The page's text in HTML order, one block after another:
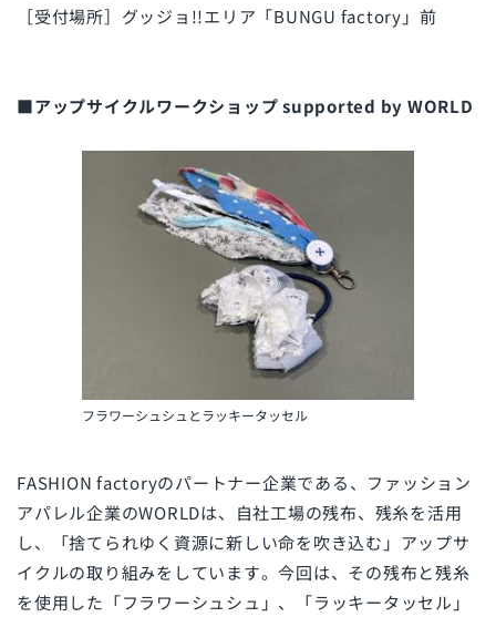
［受付場所］グッジョ!!エリア「BUNGU factory」前
■アップサイクルワークショップ supported by WORLD
フラワーシュシュとラッキータッセル
FASHION factoryのパートナー企業である、ファッション
アパレル企業のWORLDは、自社工場の残布、残糸を活用
し、「捨てられゆく資源に新しい命を吹き込む」アップサ
イクルの取り組みをしています。今回は、その残布と残糸
を使用した「フラワーシュシュ」、「ラッキータッセル」